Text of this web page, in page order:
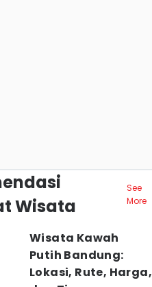
Wisata
See
More
Wisata Kawah
Putih Bandung:
Lokasi, Rute, Harga,